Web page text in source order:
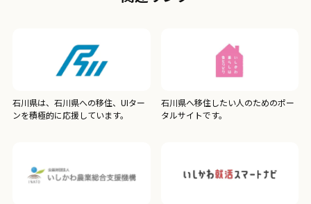
石川県は、石川県への移住、UIター
ンを積極的に応援しています。
石川県へ移住したい人のためのポー
タルサイトです。